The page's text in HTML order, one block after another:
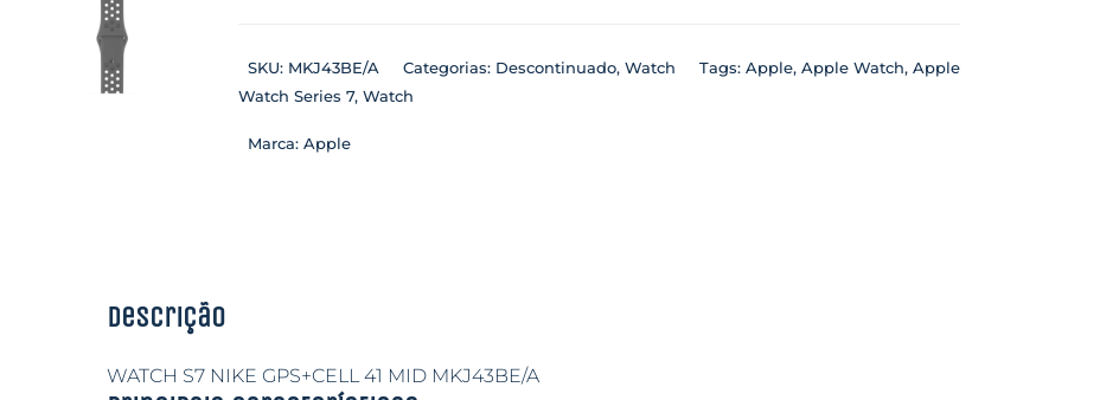
SKU: MKJ43BE/A Categorias: Descontinuado, Watch Tags: Apple, Apple Watch, Apple
Watch Series 7, Watch
Marca: Apple
Descrição
WATCH S7 NIKE GPS+CELL 41 MID MKJ43BE/A